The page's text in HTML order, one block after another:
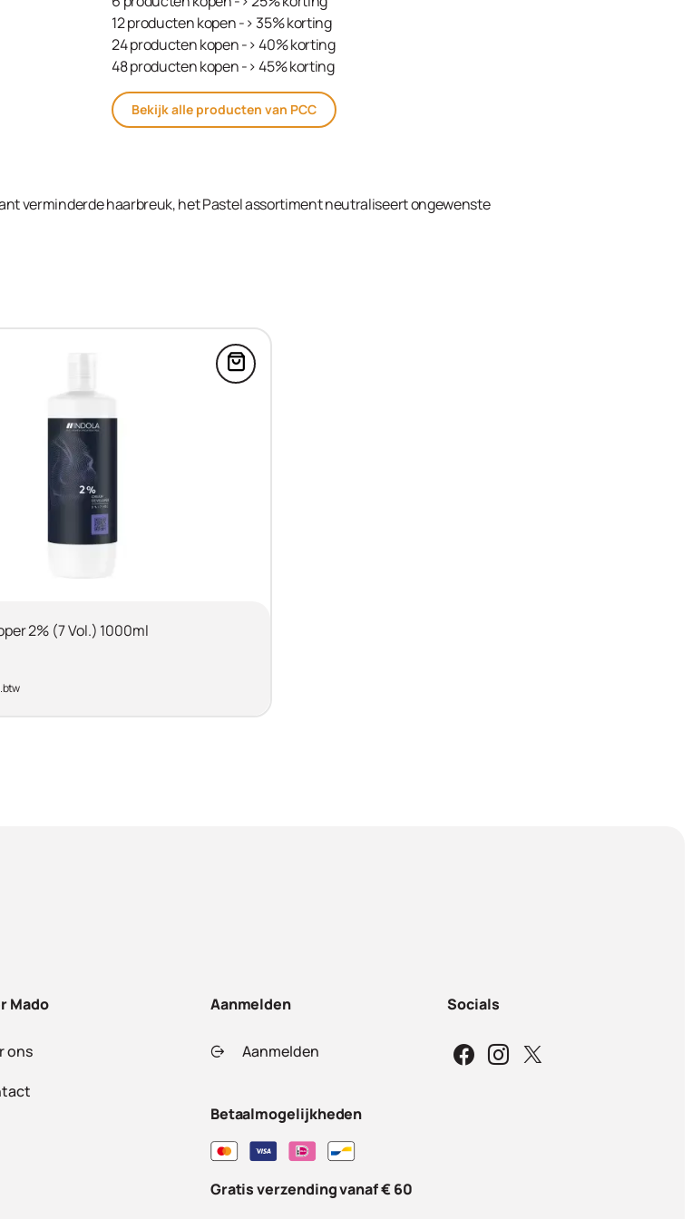
12 producten kopen -> 35% korting
24 producten kopen -> 40% korting
48 producten kopen -> 45% korting
Bekijk alle producten van PCC
verminderde haarbreuk, het Pastel assortiment neutraliseert ongewenste
Lift Booster 10x10g in de winkelwagenVoeg Cream Developer 2% (7 Vol.) 1000ml in de
2% (7 Vol.) 1000ml
btw
Mado
ons
Aanmelden
Aanmelden
Betaalmogelijkheden
Gratis verzending vanaf € 60
Socials